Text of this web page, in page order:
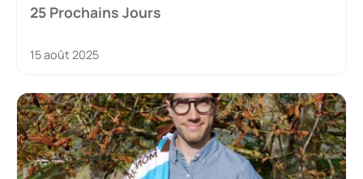
25 Prochains Jours
15 août 2025